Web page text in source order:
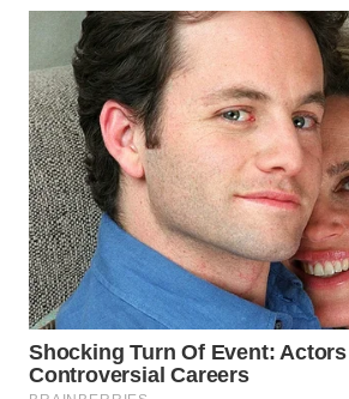
TANGERANG
WN
BINJAI
WN
CIREBON
WN
INDRAMAYU
WN
KUNINGAN